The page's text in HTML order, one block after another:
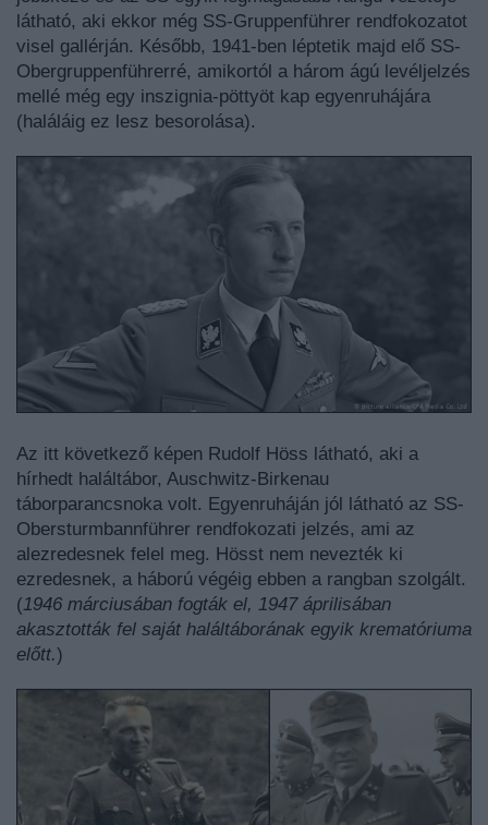
látható, aki ekkor még SS-Gruppenführer rendfokozatot
visel gallérján. Később, 1941-ben léptetik majd elő SS-
Obergruppenführerré, amikortól a három ágú levéljelzés
mellé még egy inszignia-pöttyöt kap egyenruhájára
(haláláig ez lesz besorolása).
Az itt következő képen Rudolf Höss látható, aki a
hírhedt haláltábor, Auschwitz-Birkenau
táborparancsnoka volt. Egyenruháján jól látható az SS-
Obersturmbannführer rendfokozati jelzés, ami az
alezredesnek felel meg. Hösst nem nevezték ki
ezredesnek, a háború végéig ebben a rangban szolgált.
(1946 márciusában fogták el, 1947 áprilisában
akasztották fel saját haláltáborának egyik krematóriuma
előtt.)